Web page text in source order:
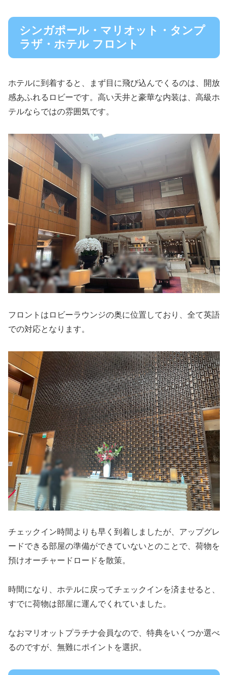
シンガポール・マリオット・タンプ
ラザ・ホテル フロント
ホテルに到着すると、まず目に飛び込んでくるのは、開放
感あふれるロビーです。高い天井と豪華な内装は、高級ホ
テルならではの雰囲気です。
フロントはロビーラウンジの奥に位置しており、全て英語
での対応となります。
チェックイン時間よりも早く到着しましたが、アップグレ
ードできる部屋の準備ができていないとのことで、荷物を
預けオーチャードロードを散策。
時間になり、ホテルに戻ってチェックインを済ませると、
すでに荷物は部屋に運んでくれていました。
なおマリオットプラチナ会員なので、特典をいくつか選べ
るのですが、無難にポイントを選択。